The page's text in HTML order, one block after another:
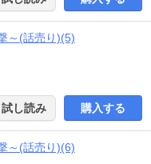
～(話売り)(5)
し読み 購入する
～(話売り)(6)